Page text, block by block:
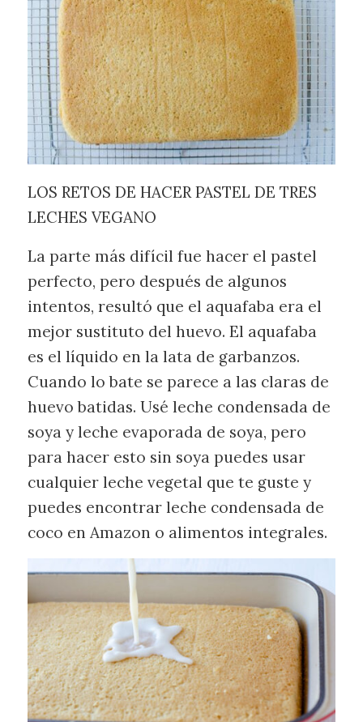
LOS RETOS DE HACER PASTEL DE TRES
LECHES VEGANO
La parte más difícil fue hacer el pastel
perfecto, pero después de algunos
intentos, resultó que el aquafaba era el
mejor sustituto del huevo. El aquafaba
es el líquido en la lata de garbanzos.
Cuando lo bate se parece a las claras de
huevo batidas. Usé leche condensada de
soya y leche evaporada de soya, pero
para hacer esto sin soya puedes usar
cualquier leche vegetal que te guste y
puedes encontrar leche condensada de
coco en Amazon o alimentos integrales.